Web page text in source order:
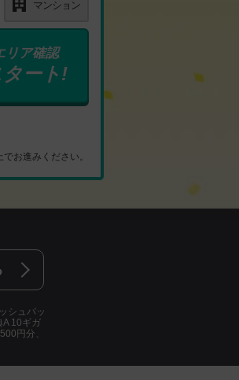
シュバッ
A 10ギガ
円分、